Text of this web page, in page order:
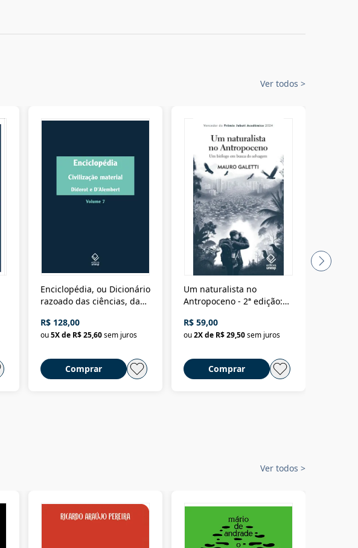
Ver todos >
Enciclopédia, ou Dicionário
razoado das ciências, das
Civilização material
R$ 128,00
ou5X de R$ 25,60sem juros
Comprar
Um naturalista no
Antropoceno - 2ª edição:
selvagem
R$ 59,00
ou2X de R$ 29,50sem juros
Comprar
Ver todos >